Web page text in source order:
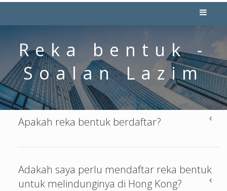
Reka bentuk -
Soalan Lazim
Apakah reka bentuk berdaftar?
Adakah saya perlu mendaftar reka bentuk
untuk melindunginya di Hong Kong?